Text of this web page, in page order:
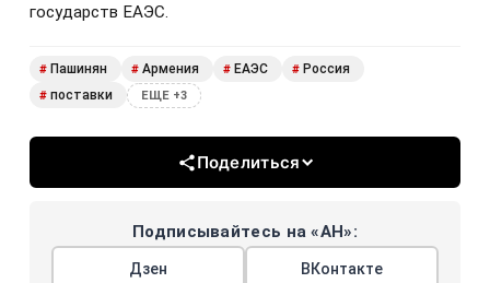
государств ЕАЭС.
# Пашинян # Армения # ЕАЭС # Россия
# поставки ЕЩЕ +3
Поделиться
Подписывайтесь на «АН»:
Дзен ВКонтакте